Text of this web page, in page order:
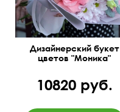
Дизайнерский букет
цветов "Моника"
10820 руб.